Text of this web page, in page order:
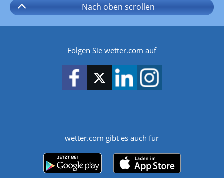
Nach oben scrollen
Folgen Sie wetter.com auf
wetter.com gibt es auch für